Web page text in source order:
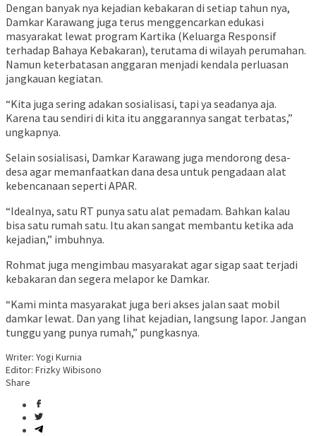
Dengan banyak nya kejadian kebakaran di setiap tahun nya,
Damkar Karawang juga terus menggencarkan edukasi
masyarakat lewat program Kartika (Keluarga Responsif
terhadap Bahaya Kebakaran), terutama di wilayah perumahan.
Namun keterbatasan anggaran menjadi kendala perluasan
jangkauan kegiatan.
“Kita juga sering adakan sosialisasi, tapi ya seadanya aja.
Karena tau sendiri di kita itu anggarannya sangat terbatas,”
ungkapnya.
Selain sosialisasi, Damkar Karawang juga mendorong desa-
desa agar memanfaatkan dana desa untuk pengadaan alat
kebencanaan seperti APAR.
“Idealnya, satu RT punya satu alat pemadam. Bahkan kalau
bisa satu rumah satu. Itu akan sangat membantu ketika ada
kejadian,” imbuhnya.
Rohmat juga mengimbau masyarakat agar sigap saat terjadi
kebakaran dan segera melapor ke Damkar.
“Kami minta masyarakat juga beri akses jalan saat mobil
damkar lewat. Dan yang lihat kejadian, langsung lapor. Jangan
tunggu yang punya rumah,” pungkasnya.
Writer: Yogi Kurnia
Editor: Frizky Wibisono
Share